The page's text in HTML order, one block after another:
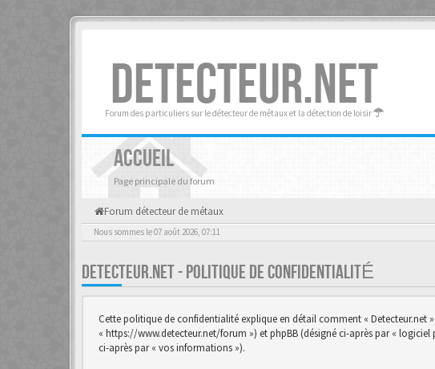
DETECTEUR.NET
Forum des particuliers sur le détecteur de métaux et la détection de loisir
ACCUEIL
Page principale du forum
Forum détecteur de métaux
Nous sommes le 07 août 2026, 07:11
DETECTEUR.NET - POLITIQUE DE CONFIDENTIALITÉ
Cette politique de confidentialité explique en détail comment « Detecteur.net
« https://www.detecteur.net/forum ») et phpBB (désigné ci-après par «
ci-après par « vos informations »).